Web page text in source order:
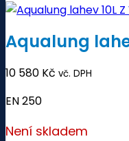
Aqualung
10 580 Kč vč. DPH
EN 250
Není skladem